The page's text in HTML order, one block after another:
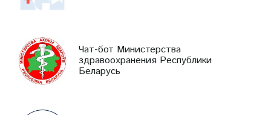
Чат-бот Министерства
здравоохранения Республики
Беларусь